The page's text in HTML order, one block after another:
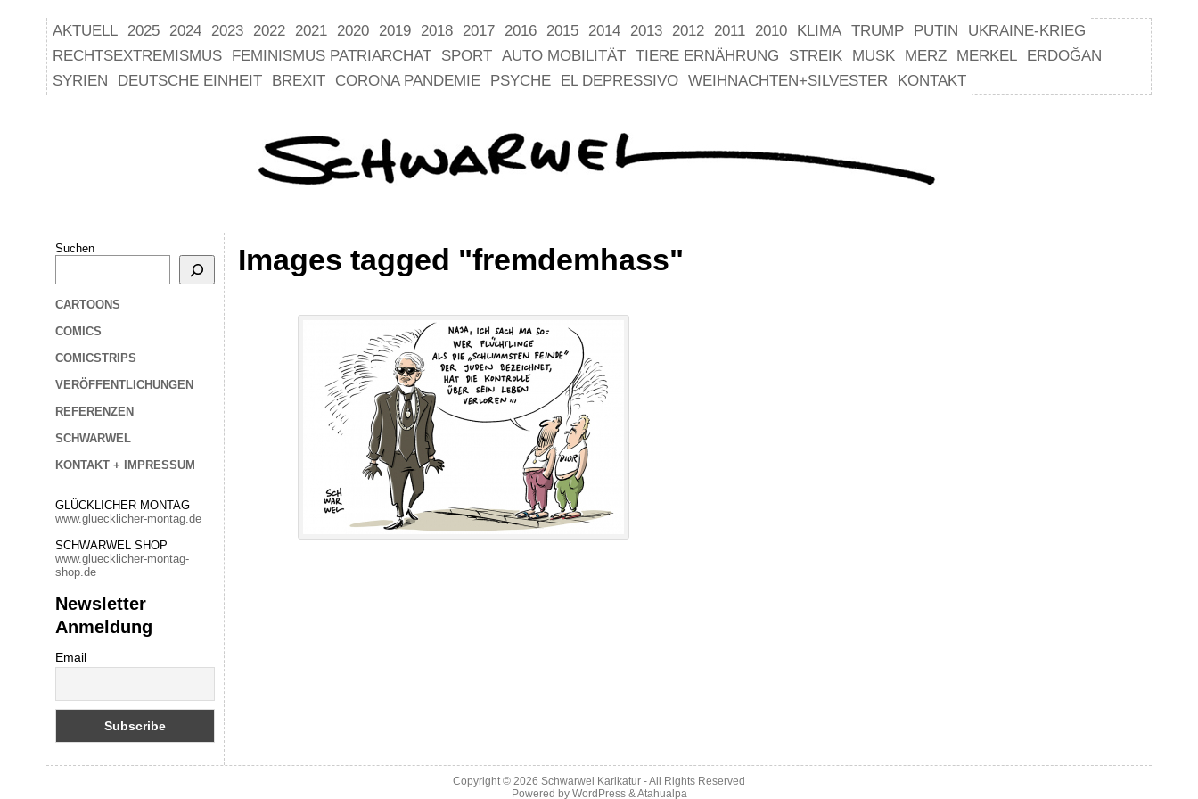
AKTUELL 2025 2024 2023 2022 2021 2020 2019 2018 2017 2016 2015 2014 2013 2012 2011 2010 KLIMA TRUMP PUTIN
UKRAINE-KRIEG
RECHTSEXTREMISMUS
FEMINISMUS PATRIARCHAT SPORT AUTO MOBILITÄT TIERE ERNÄHRUNG STREIK MUSK MERZ MERKEL
ERDOĞAN
SYRIEN
DEUTSCHE EINHEIT BREXIT CORONA PANDEMIE PSYCHE EL DEPRESSIVO WEIHNACHTEN+SILVESTER KONTAKT
Suchen
CARTOONS
COMICS
COMICSTRIPS
VERÖFFENTLICHUNGEN
REFERENZEN
SCHWARWEL
KONTAKT + IMPRESSUM
GLÜCKLICHER MONTAG
www.gluecklicher-montag.de
SCHWARWEL SHOP
www.gluecklicher-montag-
shop.de
Newsletter
Anmeldung
Email
Images tagged "fremdemhass"
Copyright © 2026 Schwarwel Karikatur - All Rights Reserved
Powered by WordPress&Atahualpa